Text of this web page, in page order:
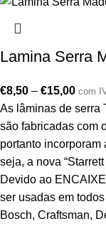
Lamina Serra
€8,50 – €15,00 com
As lâminas de serra
são fabricadas com
portanto incorporam
seja, a nova
Devido ao
ser usadas em
Bosch, Craftsman,